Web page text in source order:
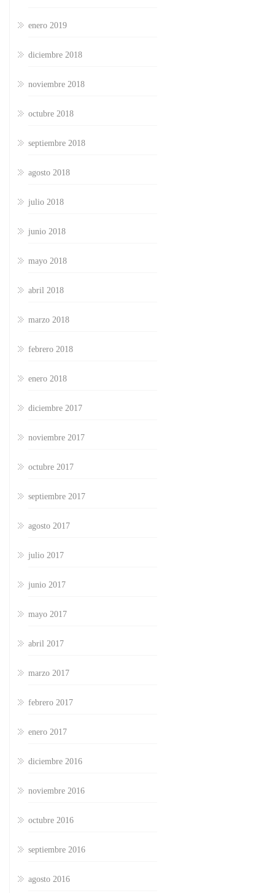
enero 2019
diciembre 2018
noviembre 2018
octubre 2018
septiembre 2018
agosto 2018
julio 2018
junio 2018
mayo 2018
abril 2018
marzo 2018
febrero 2018
enero 2018
diciembre 2017
noviembre 2017
octubre 2017
septiembre 2017
agosto 2017
julio 2017
junio 2017
mayo 2017
abril 2017
marzo 2017
febrero 2017
enero 2017
diciembre 2016
noviembre 2016
octubre 2016
septiembre 2016
agosto 2016